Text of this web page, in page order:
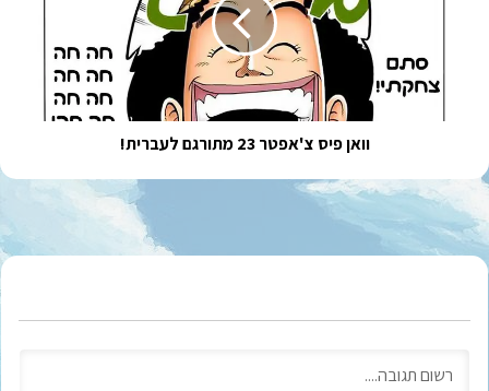
וואן פיס צ'אפטר 23 מתורגם לעברית!